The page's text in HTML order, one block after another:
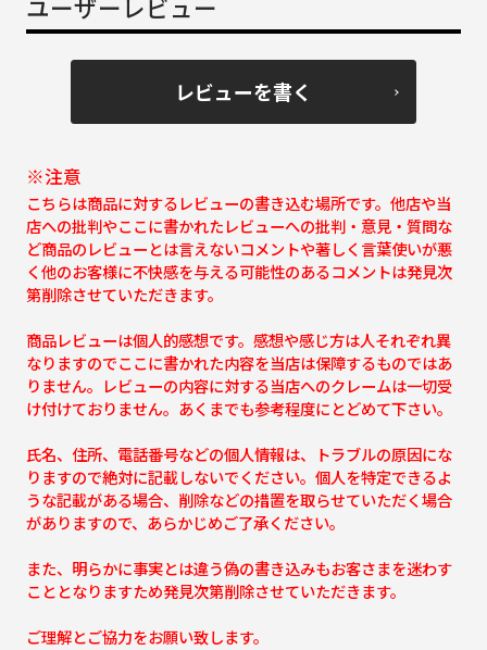
ユーザーレビュー
レビューを書く
※注意
こちらは商品に対するレビューの書き込む場所です。他店や当
店への批判やここに書かれたレビューへの批判・意見・質問な
ど商品のレビューとは言えないコメントや著しく言葉使いが悪
く他のお客様に不快感を与える可能性のあるコメントは発見次
第削除させていただきます。
商品レビューは個人的感想です。感想や感じ方は人それぞれ異
なりますのでここに書かれた内容を当店は保障するものではあ
りません。レビューの内容に対する当店へのクレームは一切受
け付けておりません。あくまでも参考程度にとどめて下さい。
氏名、住所、電話番号などの個人情報は、トラブルの原因にな
りますので絶対に記載しないでください。個人を特定できるよ
うな記載がある場合、削除などの措置を取らせていただく場合
がありますので、あらかじめご了承ください。
また、明らかに事実とは違う偽の書き込みもお客さまを迷わす
こととなりますため発見次第削除させていただきます。
ご理解とご協力をお願い致します。